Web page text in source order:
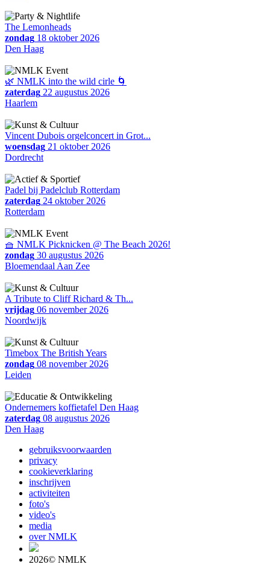
The Lemonheads
zondag 18 oktober 2026
Den Haag
🌿 NMLK into the wild cirle 🌀
zaterdag 22 augustus 2026
Haarlem
Vincent Dubois orgelconcert in Grot...
woensdag 21 oktober 2026
Dordrecht
Padel bij Padelclub Rotterdam
zaterdag 24 oktober 2026
Rotterdam
🧺 NMLK Picknicken @ The Beach 2026!
zondag 30 augustus 2026
Bloemendaal Aan Zee
A Tribute to Cliff Richard & Th...
vrijdag 06 november 2026
Noordwijk
Timebox The British Years
zondag 08 november 2026
Leiden
Ondernemers koffietafel Den Haag
zaterdag 08 augustus 2026
Den Haag
gebruiksvoorwaarden
privacy
cookieverklaring
inschrijven
activiteiten
foto's
video's
media
over NMLK
2026© NMLK